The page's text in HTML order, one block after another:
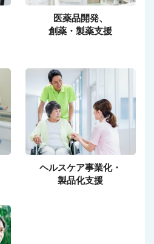
医薬品開発、
創薬・製薬支援
ヘルスケア事業化・
製品化支援